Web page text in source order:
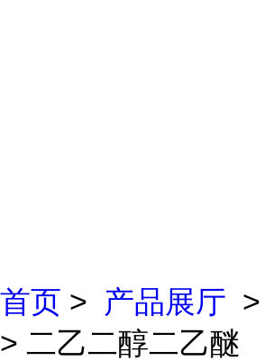
首页 > 产品展厅 >
> 二乙二醇二乙醚